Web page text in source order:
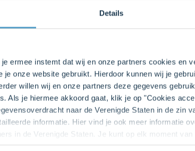
Details
ermee instemt dat wij en onze partners cookies en
je onze website gebruikt. Hierdoor kunnen wij je
willen wij en onze partners deze gegevens
Als je hiermee akkoord gaat, klik je op "Cookies
naar de Verenigde Staten in de zin
informatie. Hier vind je ook meer informatie
in de Verenigde Staten. Je kunt op elk moment
Deze zomerse
snoep te mogen
Zomerse traktatie